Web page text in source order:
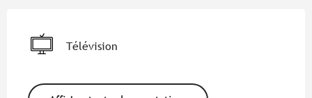
Télévision